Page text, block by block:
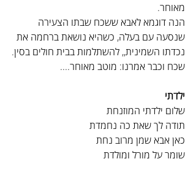
מאוחר.
הנה דוגמא לאבא ששכח שבתו הצעירה
שנסעה עם בעלה, כשהיא נושאת ברחמה את
נכדתו השמינית,, להשתלמות בבית חולים בסין.
שכח וכבר אמרנו: מוטב מאוחר....
ילדתי
שלום ילדתי המוזנחת
תודה לך שאת כה נחמדת
כאן אבא שמן מרוב נחת
שומר על מורל ומולדת